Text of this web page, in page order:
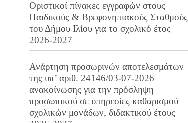
Οριστικοί πίνακες εγγραφών στους
Παιδικούς & Βρεφονηπιακούς Σταθμούς
του Δήμου Ιλίου για το σχολικό έτος
2026-2027
Ανάρτηση προσωρινών αποτελεσμάτων
της υπ’ αριθ. 24146/03-07-2026
ανακοίνωσης για την πρόσληψη
προσωπικού σε υπηρεσίες καθαρισμού
σχολικών μονάδων, διδακτικού έτους